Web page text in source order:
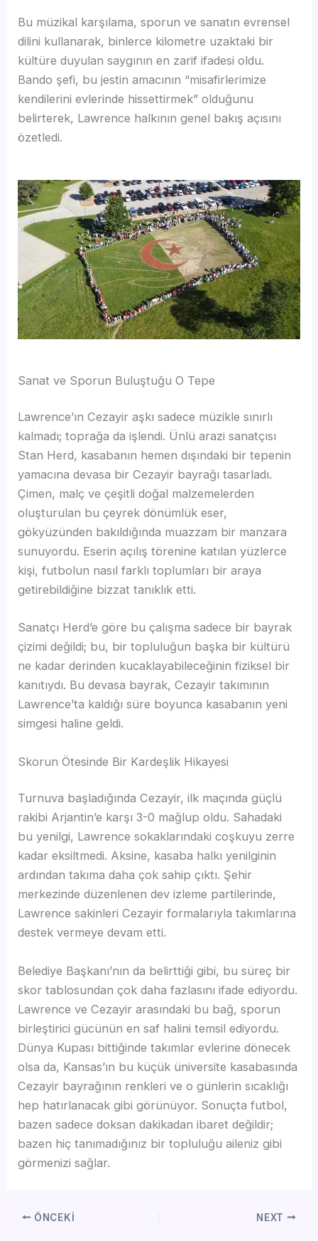
Bu müzikal karşılama, sporun ve sanatın evrensel
dilini kullanarak, binlerce kilometre uzaktaki bir
kültüre duyulan saygının en zarif ifadesi oldu.
Bando şefi, bu jestin amacının “misafirlerimize
kendilerini evlerinde hissettirmek” olduğunu
belirterek, Lawrence halkının genel bakış açısını
özetledi.
Sanat ve Sporun Buluştuğu O Tepe
Lawrence’ın Cezayir aşkı sadece müzikle sınırlı
kalmadı; toprağa da işlendi. Ünlü arazi sanatçısı
Stan Herd, kasabanın hemen dışındaki bir tepenin
yamacına devasa bir Cezayir bayrağı tasarladı.
Çimen, malç ve çeşitli doğal malzemelerden
oluşturulan bu çeyrek dönümlük eser,
gökyüzünden bakıldığında muazzam bir manzara
sunuyordu. Eserin açılış törenine katılan yüzlerce
kişi, futbolun nasıl farklı toplumları bir araya
getirebildiğine bizzat tanıklık etti.
Sanatçı Herd’e göre bu çalışma sadece bir bayrak
çizimi değildi; bu, bir topluluğun başka bir kültürü
ne kadar derinden kucaklayabileceğinin fiziksel bir
kanıtıydı. Bu devasa bayrak, Cezayir takımının
Lawrence’ta kaldığı süre boyunca kasabanın yeni
simgesi haline geldi.
Skorun Ötesinde Bir Kardeşlik Hikayesi
Turnuva başladığında Cezayir, ilk maçında güçlü
rakibi Arjantin’e karşı 3-0 mağlup oldu. Sahadaki
bu yenilgi, Lawrence sokaklarındaki coşkuyu zerre
kadar eksiltmedi. Aksine, kasaba halkı yenilginin
ardından takıma daha çok sahip çıktı. Şehir
merkezinde düzenlenen dev izleme partilerinde,
Lawrence sakinleri Cezayir formalarıyla takımlarına
destek vermeye devam etti.
Belediye Başkanı’nın da belirttiği gibi, bu süreç bir
skor tablosundan çok daha fazlasını ifade ediyordu.
Lawrence ve Cezayir arasındaki bu bağ, sporun
birleştirici gücünün en saf halini temsil ediyordu.
Dünya Kupası bittiğinde takımlar evlerine dönecek
olsa da, Kansas’ın bu küçük üniversite kasabasında
Cezayir bayrağının renkleri ve o günlerin sıcaklığı
hep hatırlanacak gibi görünüyor. Sonuçta futbol,
bazen sadece doksan dakikadan ibaret değildir;
bazen hiç tanımadığınız bir topluluğu aileniz gibi
görmenizi sağlar.
ÖNCEKI NEXT